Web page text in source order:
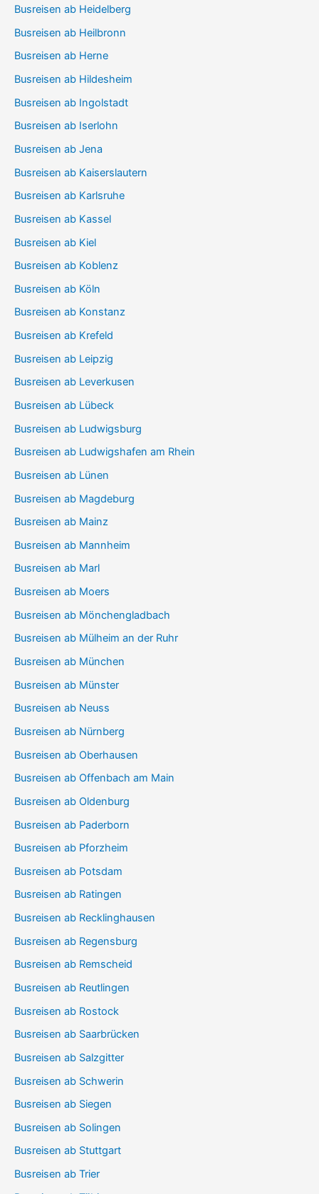
Busreisen ab Heidelberg
Busreisen ab Heilbronn
Busreisen ab Herne
Busreisen ab Hildesheim
Busreisen ab Ingolstadt
Busreisen ab Iserlohn
Busreisen ab Jena
Busreisen ab Kaiserslautern
Busreisen ab Karlsruhe
Busreisen ab Kassel
Busreisen ab Kiel
Busreisen ab Koblenz
Busreisen ab Köln
Busreisen ab Konstanz
Busreisen ab Krefeld
Busreisen ab Leipzig
Busreisen ab Leverkusen
Busreisen ab Lübeck
Busreisen ab Ludwigsburg
Busreisen ab Ludwigshafen am Rhein
Busreisen ab Lünen
Busreisen ab Magdeburg
Busreisen ab Mainz
Busreisen ab Mannheim
Busreisen ab Marl
Busreisen ab Moers
Busreisen ab Mönchengladbach
Busreisen ab Mülheim an der Ruhr
Busreisen ab München
Busreisen ab Münster
Busreisen ab Neuss
Busreisen ab Nürnberg
Busreisen ab Oberhausen
Busreisen ab Offenbach am Main
Busreisen ab Oldenburg
Busreisen ab Paderborn
Busreisen ab Pforzheim
Busreisen ab Potsdam
Busreisen ab Ratingen
Busreisen ab Recklinghausen
Busreisen ab Regensburg
Busreisen ab Remscheid
Busreisen ab Reutlingen
Busreisen ab Rostock
Busreisen ab Saarbrücken
Busreisen ab Salzgitter
Busreisen ab Schwerin
Busreisen ab Siegen
Busreisen ab Solingen
Busreisen ab Stuttgart
Busreisen ab Trier